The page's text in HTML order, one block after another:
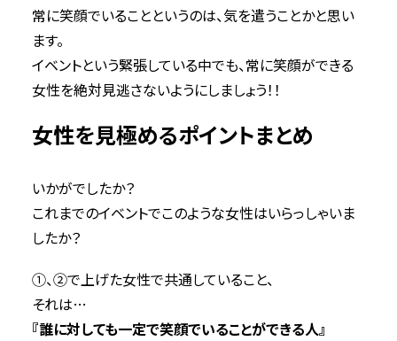
常に笑顔でいることというのは、気を遣うことかと思い
ます。
イベントという緊張している中でも、常に笑顔ができる
女性を絶対見逃さないようにしましょう！！
女性を見極めるポイントまとめ
いかがでしたか？
これまでのイベントでこのような女性はいらっしゃいま
したか？
①、②で上げた女性で共通していること、
それは…
『誰に対しても一定で笑顔でいることができる人』